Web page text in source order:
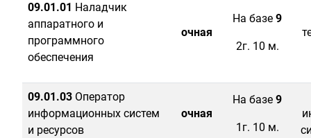
09.01.01 Наладчик
аппаратного и
программного
обеспечения
очная
На базе 9
2г. 10 м.
09.01.03 Оператор
информационных систем
и ресурсов
очная
На базе 9
1г. 10 м.